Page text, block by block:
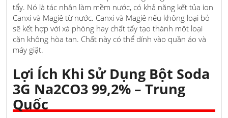
tẩy. Nó là tác nhân làm mềm nước, có khả năng kết tủa ion
Canxi và Magiê từ nước. Canxi và Magiê nếu không loại bỏ
sẽ kết hợp với xà phòng hay chất tẩy tạo thành một loại
cặn không hòa tan. Chất này có thể dính vào quần áo và
máy giặt.
Lợi Ích Khi Sử Dụng Bột Soda
3G Na2CO3 99,2% – Trung
Quốc